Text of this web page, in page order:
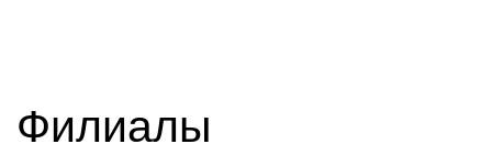
Филиалы